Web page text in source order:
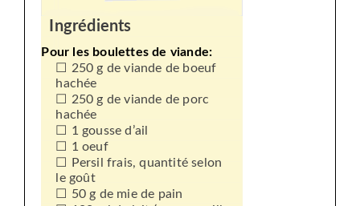
Ingrédients
Pour les boulettes de viande:
250 g de viande de boeuf
hachée
250 g de viande de porc
hachée
1 gousse d’ail
1 oeuf
Persil frais, quantité selon
le goût
50 g de mie de pain